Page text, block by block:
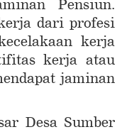
Pensiun.
dari profesi
kerja
kerja atau
jaminan
Desa Sumber